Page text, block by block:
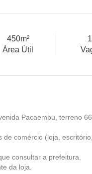
450m²
Área Útil
Pacaembu, terreno
comércio (loja,
consultar a prefeitura.
da loja.